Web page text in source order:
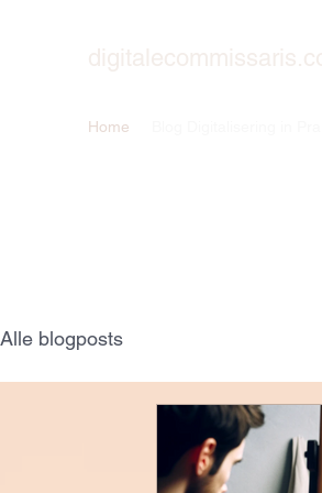
Home
Alle blogposts